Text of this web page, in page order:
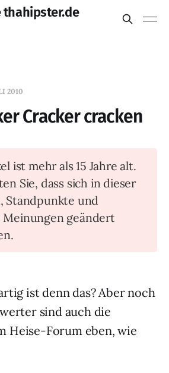
thahipster.de
2010
Cracker cracken
ist mehr als 15 Jahre alt.
Sie, dass sich in dieser
Standpunkte und
Meinungen geändert
ist denn das? Aber noch
sind auch die
Heise-Forum eben, wie